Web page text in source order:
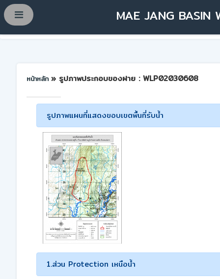
MAE JANG BASIN
หน้าหลัก » รูปภาพประกอบของฝาย : WLP02030608
รูปภาพแผนที่แสดงขอบเขตพื้นที่รับน้ำ
1.ส่วน Protection เหนือน้ำ